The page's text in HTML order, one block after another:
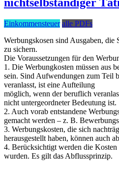
nichtselbständiger
Einkommensteuer alle PDFs
Werbungskosen sind Ausgaben, die
zu sichern.
Die Voraussetzungen für den
1. Die Werbungkosten müssen aus
sein. Sind Aufwendungen zum Teil
veranlasst, ist eine Aufteilung
möglich, wenn der beruflich
nicht untergeordneter Bedeutung ist.
2. Auch vorab entstandene
gemacht werden – z. B.
3. Werbungskosten, die sich
herausgestellt haben, können auch
4. Berücksichtigt werden die Kosten
wurden. Es gilt das Abflussprinzip.